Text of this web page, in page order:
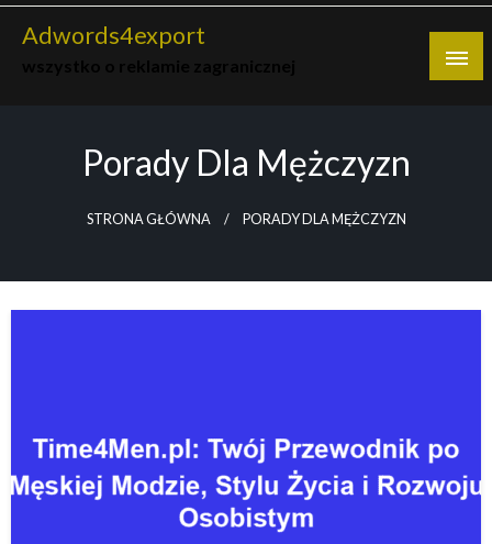
Skip
Adwords4export
Porady Dla Mężczyzn
STRONA GŁÓWNA PORADY DLA MĘŻCZYZN